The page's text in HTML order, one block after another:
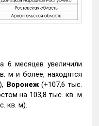
6 месяцев увеличили
м и более, находятся
Воронеж(+107,6 тыс.
на 103,8 тыс. кв. м
кв. м).